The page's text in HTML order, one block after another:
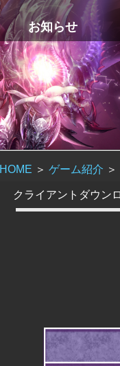
お知らせ
ギャラリー
HOME ＞ ゲーム紹介 ＞
クライアントダウン